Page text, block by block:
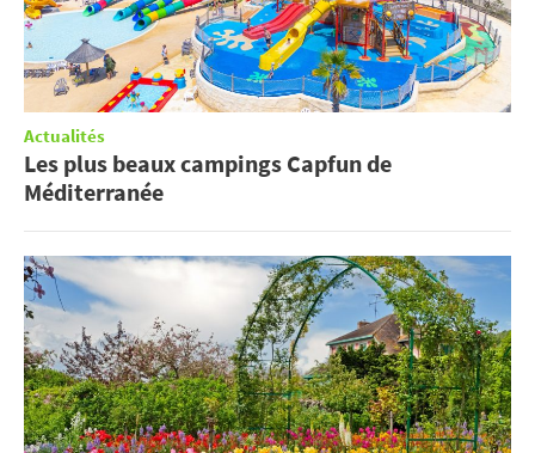
Actualités
Les plus beaux campings Capfun de
Méditerranée